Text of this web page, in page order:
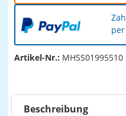
Artikel-Nr.: MHSS01995510
Beschreibung